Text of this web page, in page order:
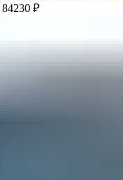
84230 ₽